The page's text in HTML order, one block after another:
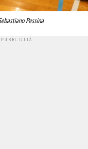
Pessina